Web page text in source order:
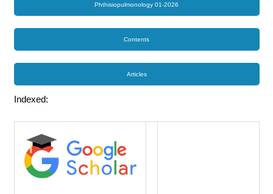
Phthisiopulmonology 01-2026
Contents
Articles
Indexed: